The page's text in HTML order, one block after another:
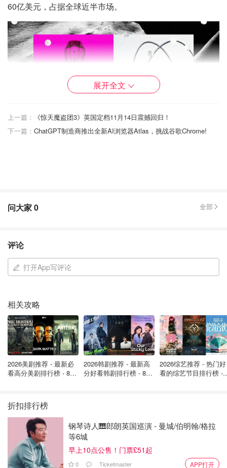
60亿美元，占据全球近半市场。
要跟上。
机。
许多大牌已经“悄悄”用上了新拉链
更是把这款拉链用在了新的Summit Series高山系列装备
上。小众环保品牌Earthletica试用后夸它“柔软、灵活，几乎
无声”。
实际体验超级明显：衣服更贴合身体，拉链拉动时顺滑无
比，完全没有传统拉链的机械感。YKK做了大量测试，证明
展开全文
上一篇：
《惊天魔盗团3》英国定档11月14日震撼回归！
下一篇： ChatGPT制造商推出全新AI浏览器Atlas，挑战谷歌Chrome!
问大家0 全部
评论
打开App写评论
相关攻略
2026美剧推荐 - 最新必
看高分美剧排行榜 - 8月
2026韩剧推荐 - 最新高
分好看韩剧排行榜 - 8月
2026综艺推荐 - 热门好
看的综艺节目排行榜 -
折扣排行榜
钢琴诗人🎹郎朗英国巡演 - 曼城/伯明翰/格拉
等6城
早上10点公售！门票£51起
0 Ticketmaster APP打开